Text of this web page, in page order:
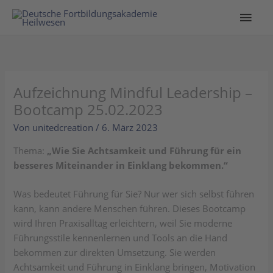
Aufzeichnung Mindful Leadership –
Bootcamp 25.02.2023
Von unitedcreation/ 6. März 2023
Thema: „Wie Sie Achtsamkeit und Führung für ein
besseres Miteinander in Einklang bekommen.“
Was bedeutet Führung für Sie? Nur wer sich selbst führen
kann, kann andere Menschen führen. Dieses Bootcamp
wird Ihren Praxisalltag erleichtern, weil Sie moderne
Führungsstile kennenlernen und Tools an die Hand
bekommen zur direkten Umsetzung. Sie werden
Achtsamkeit und Führung in Einklang bringen, Motivation